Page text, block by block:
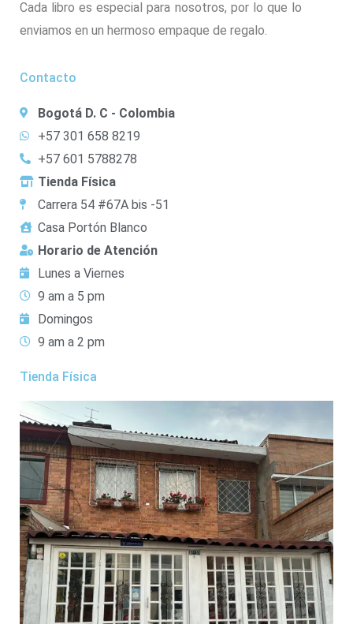
Cada libro es especial para nosotros, por lo que lo
enviamos en un hermoso empaque de regalo.
Contacto
Bogotá D. C - Colombia
+57 301 658 8219
+57 601 5788278
Tienda Física
Carrera 54 #67A bis -51
Casa Portón Blanco
Horario de Atención
Lunes a Viernes
9 am a 5 pm
Domingos
9 am a 2 pm
Tienda Física